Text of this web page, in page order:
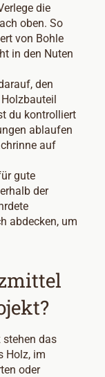
die
oben. So
von Bohle
in den Nuten
den
du kontrolliert
ablaufen
auf
gute
der
abdecken, um
stehen das
Holz, im
oder